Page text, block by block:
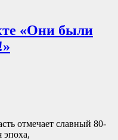
«Они были
отмечает славный 80-
эпоха,